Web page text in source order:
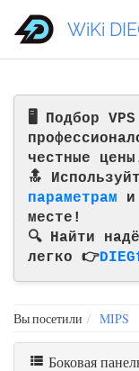
🖥️ Подбор
честные
🔝
параметрам и
месте!
🔍 Найти
легко 👉
WiKi
Вы посетили MIPS
Боковая